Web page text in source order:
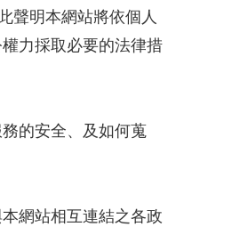
聲明本網站將依個人
力採取必要的法律措
的安全、及如何蒐
網站相互連結之各政